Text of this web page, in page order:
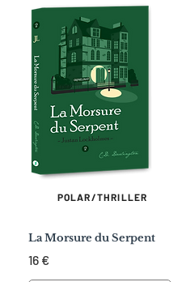
POLAR/THRILLER
La Morsure du Serpent
16 €